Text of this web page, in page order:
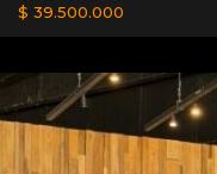
$ 39.500.000